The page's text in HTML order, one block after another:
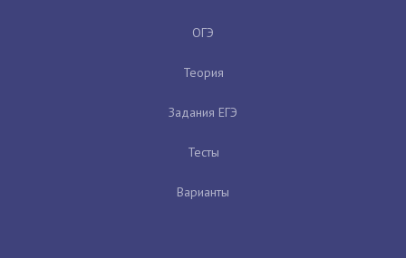
ОГЭ
Теория
Задания ЕГЭ
Тесты
Варианты